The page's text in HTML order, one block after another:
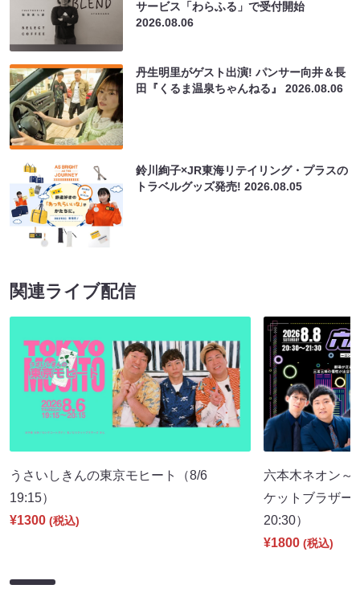
サービス「わらふる」で受付開始
2026.08.06
丹生明里がゲスト出演! パンサー向井＆長
田『くるま温泉ちゃんねる』2026.08.06
鈴川絢子×JR東海リテイリング・プラスの
トラベルグッズ発売!2026.08.05
関連ライブ配信
うさいしきんの東京モヒート（8/6
19:15）
¥1300 (税込)
六本木ネオン～
ケットブラザ
20:30）
¥1800 (税込)